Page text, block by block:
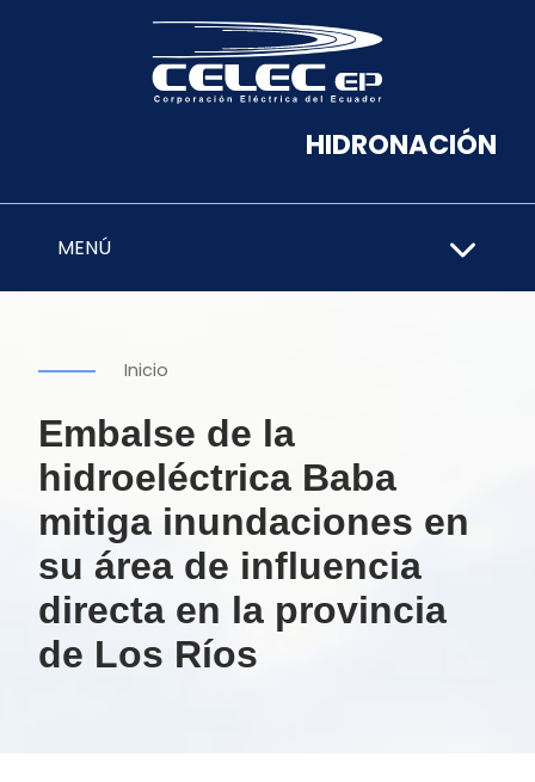
HIDRONACIÓN
MENÚ
Inicio
Embalse de la
hidroeléctrica Baba
mitiga inundaciones en
su área de influencia
directa en la provincia
de Los Ríos